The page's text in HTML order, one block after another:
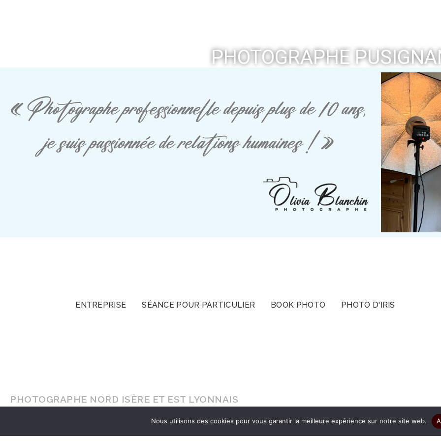
PHOTOGRAPHE
« Photographe professionnelle depuis plus de 10 ans,
je suis passionnée de relations humaines ! »
ENTREPRISE SÉANCE POUR PARTICULIER BOOK PHOTO PHOTO D'IRIS
PHOTOGRAPHE NORD ISÈRE ET EST LYONNAIS
, faites-vous le cadeau d’être authentique pour que vos
Nous utilisons des cookies pour vous garantir la meilleure expérience sur notre site web.